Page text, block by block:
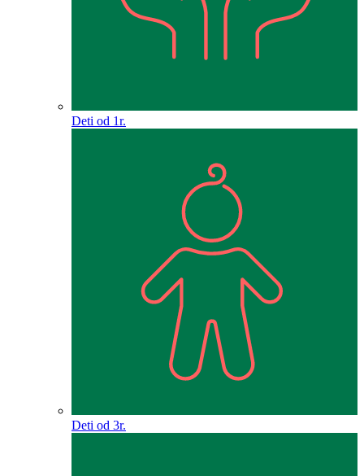
Deti od 1r.
Deti od 3r.